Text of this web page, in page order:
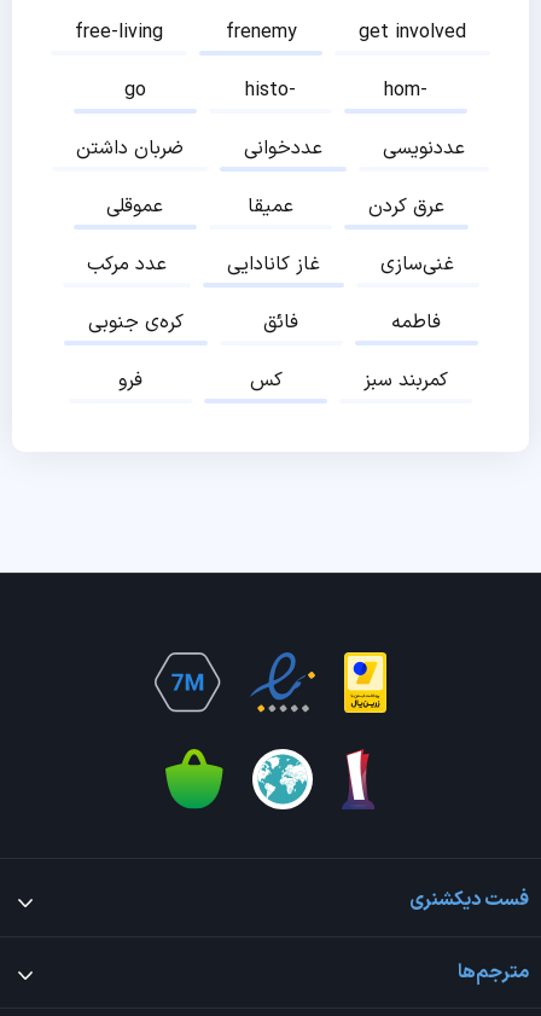
free-living
frenemy
get involved
go
histo-
hom-
ضربان داشتن
عددخوانی
عددنویسی
عموقلی
عمیقا
عرق کردن
عدد مرکب
غاز کانادایی
غنی‌سازی
کره‌ی جنوبی
فائق
فاطمه
فرو
کس کمربند سبز
فست دیکشنری
مترجم‌ها